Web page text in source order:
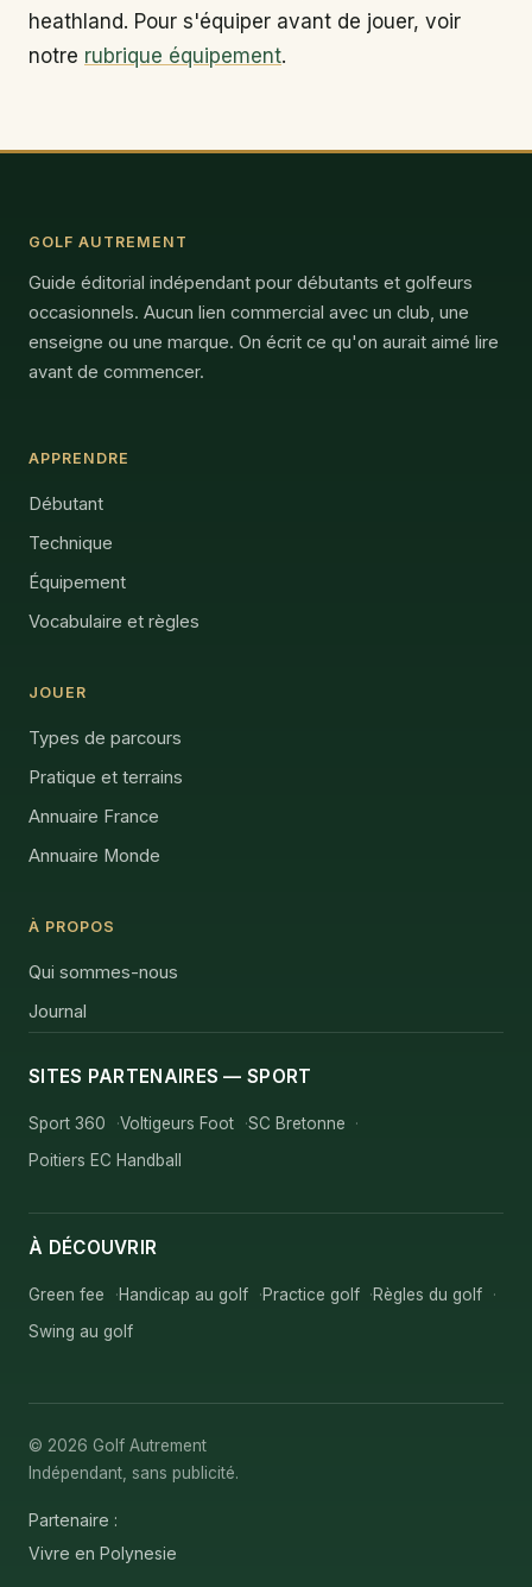
heathland. Pour s'équiper avant de jouer, voir
notre rubrique équipement.
GOLF AUTREMENT
Guide éditorial indépendant pour débutants et golfeurs
occasionnels. Aucun lien commercial avec un club, une
enseigne ou une marque. On écrit ce qu'on aurait aimé lire
avant de commencer.
APPRENDRE
Débutant
Technique
Équipement
Vocabulaire et règles
JOUER
Types de parcours
Pratique et terrains
Annuaire France
Annuaire Monde
À PROPOS
Qui sommes-nous
Journal
SITES PARTENAIRES — SPORT
Sport 360 Voltigeurs Foot
SC Bretonne
Poitiers EC Handball
À DÉCOUVRIR
Green fee Handicap au golf Practice golf
Règles du golf
Swing au golf
© 2026 Golf Autrement
Indépendant, sans publicité.
Partenaire :
Vivre en Polynesie